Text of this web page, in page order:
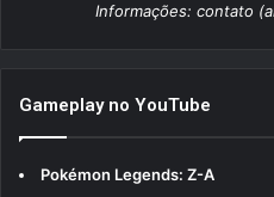
Informações: contato
Gameplay no YouTube
Pokémon Legends: Z-A